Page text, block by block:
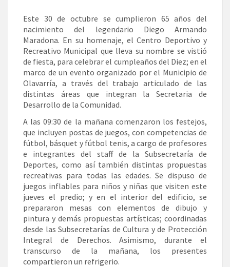
Este 30 de octubre se cumplieron 65 años del
nacimiento del legendario Diego Armando
Maradona. En su homenaje, el Centro Deportivo y
Recreativo Municipal que lleva su nombre se vistió
de fiesta, para celebrar el cumpleaños del Diez; en el
marco de un evento organizado por el Municipio de
Olavarría, a través del trabajo articulado de las
distintas áreas que integran la Secretaria de
Desarrollo de la Comunidad.
A las 09:30 de la mañana comenzaron los festejos,
que incluyen postas de juegos, con competencias de
fútbol, básquet y fútbol tenis, a cargo de profesores
e integrantes del staff de la Subsecretaría de
Deportes, como así también distintas propuestas
recreativas para todas las edades. Se dispuso de
juegos inflables para niños y niñas que visiten este
jueves el predio; y en el interior del edificio, se
prepararon mesas con elementos de dibujo y
pintura y demás propuestas artísticas; coordinadas
desde las Subsecretarías de Cultura y de Protección
Integral de Derechos. Asimismo, durante el
transcurso de la mañana, los presentes
compartieron un refrigerio.